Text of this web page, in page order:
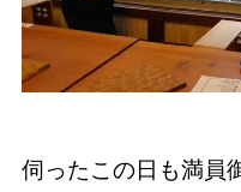
伺ったこの日も満員